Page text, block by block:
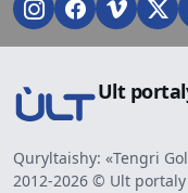
Ult
Quryltaishy: «Tengri
2012-2026 © Ult portaly